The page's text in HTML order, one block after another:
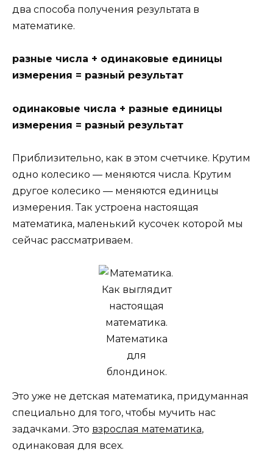
два способа получения результата в
математике.
разные числа + одинаковые единицы
измерения = разный результат
одинаковые числа + разные единицы
измерения = разный результат
Приблизительно, как в этом счетчике. Крутим
одно колесико — меняются числа. Крутим
другое колесико — меняются единицы
измерения. Так устроена настоящая
математика, маленький кусочек которой мы
сейчас рассматриваем.
Это уже не детская математика, придуманная
специально для того, чтобы мучить нас
задачками. Это взрослая математика,
одинаковая для всех.